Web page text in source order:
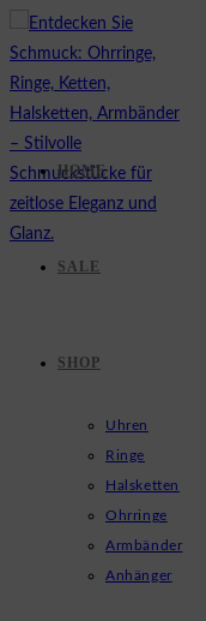
Zum
Inhalt
springen
HOME
SALE
SHOP
Uhren
Ringe
Halsketten
Ohrringe
Armbänder
Anhänger